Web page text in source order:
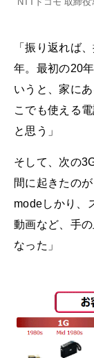
「振り返れば
年。最初の20
いうと、家に
こでも使える
と思う」
そして、次の
間に起きたの
modeしかり、
動画など、手
なった」